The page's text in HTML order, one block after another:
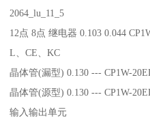
2064_lu_11_5
12点 8点 继电器 0.103 0.044
L、CE、KC
晶体管(漏型) 0.130 --- CP1W-
晶体管(源型) 0.130 --- CP1W-
输入输出单元